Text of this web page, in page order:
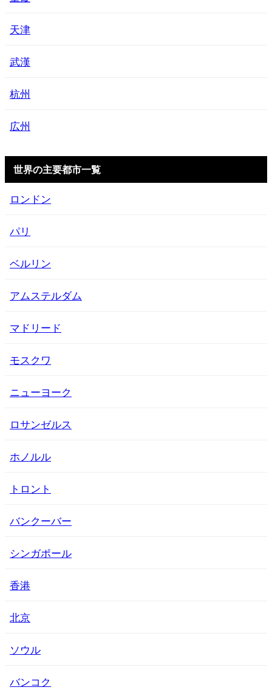
天津
武漢
杭州
広州
世界の主要都市一覧
ロンドン
パリ
ベルリン
アムステルダム
マドリード
モスクワ
ニューヨーク
ロサンゼルス
ホノルル
トロント
バンクーバー
シンガポール
香港
北京
ソウル
バンコク